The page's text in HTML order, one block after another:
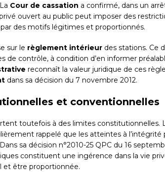
Cour de cassation a confirmé, dans un
ouvert au public peut imposer des
des motifs légitimes et proportionnés.
sur le règlement intérieur des stations. Ce
de contrôle, à condition d’en informer
reconnaît la valeur juridique de ces
dans sa décision du 7 novembre 2012.
et conventionnelles
toutefois à des limites constitutionnelles.
rappelé que les atteintes à
sa décision n°2010-25 QPC du 16
constituent une ingérence dans la vie
et être proportionnée.